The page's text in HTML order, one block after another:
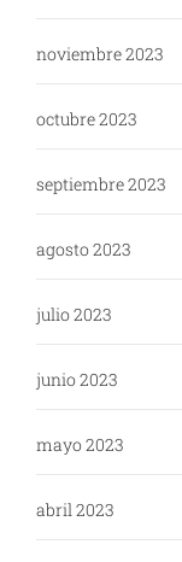
noviembre 2023
octubre 2023
septiembre 2023
agosto 2023
julio 2023
junio 2023
mayo 2023
abril 2023